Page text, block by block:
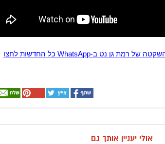
הצטרפו לקבוצת החדשות השקטה של רמת גן נט ב-WhatsApp כל החדשות לחצו
אולי יעניין אותך גם